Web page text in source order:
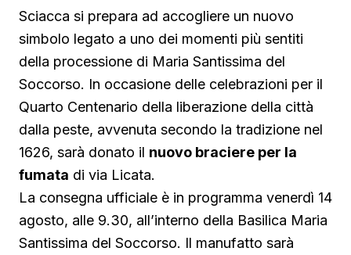
Sciacca si prepara ad accogliere un nuovo
simbolo legato a uno dei momenti più sentiti
della processione di Maria Santissima del
Soccorso. In occasione delle celebrazioni per il
Quarto Centenario della liberazione della città
dalla peste, avvenuta secondo la tradizione nel
1626, sarà donato il nuovo braciere per la
fumata di via Licata.
La consegna ufficiale è in programma venerdì 14
agosto, alle 9.30, all’interno della Basilica Maria
Santissima del Soccorso. Il manufatto sarà